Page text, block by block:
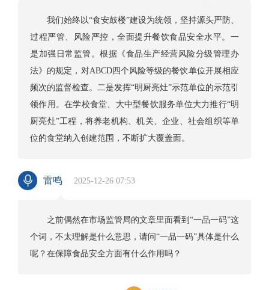
我们始终以“食安鼓楼”建设为统领，坚持源头严防、
过程严管、风险严控，全面提升餐饮食品安全水平。一
是加强日常监管。根据《食品生产经营风险分级管理办
法》的规定，对ABCD四个风险等级的餐饮单位开展相应
频次的监督检查。二是发挥“明厨亮灶”示范单位的示范引
领作用。在学校食堂、大中型餐饮服务单位大力推行“明
厨亮灶”工程，将养老机构、机关、企业、社会组织等单
位的食堂纳入创建范围，不断扩大覆盖面。
雷鸣 2025-12-26 07:53
之前偶然在市场监管局的文章里面看到“一品一码”这
个词，不太理解是什么意思，请问“一品一码”具体是什么
呢？在保障食品安全方面有什么作用吗？